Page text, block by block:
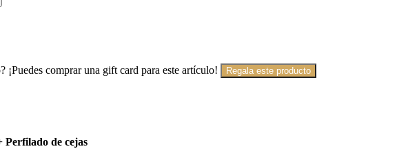
¡Puedes comprar una gift card para este artículo! Regala este producto
Perfilado de cejas